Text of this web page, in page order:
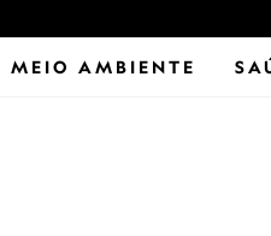
MEIO AMBIENTE